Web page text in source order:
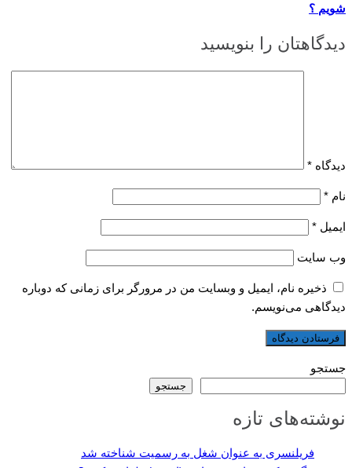
شویم ؟
دیدگاهتان را بنویسید
دیدگاه *
نام *
ایمیل *
وب‌ سایت
ذخیره نام، ایمیل و وبسایت من در مرورگر برای زمانی که دوباره
دیدگاهی می‌نویسم.
جستجو
جستجو
نوشته‌های تازه
فریلنسری به عنوان شغل به رسمیت شناخته شد